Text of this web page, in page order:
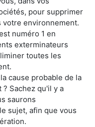
pour supprimer
votre environnement.
numéro 1 en
exterminateurs
toutes les
cause probable de la
Sachez qu'il y a
saurons
sujet, afin que vous